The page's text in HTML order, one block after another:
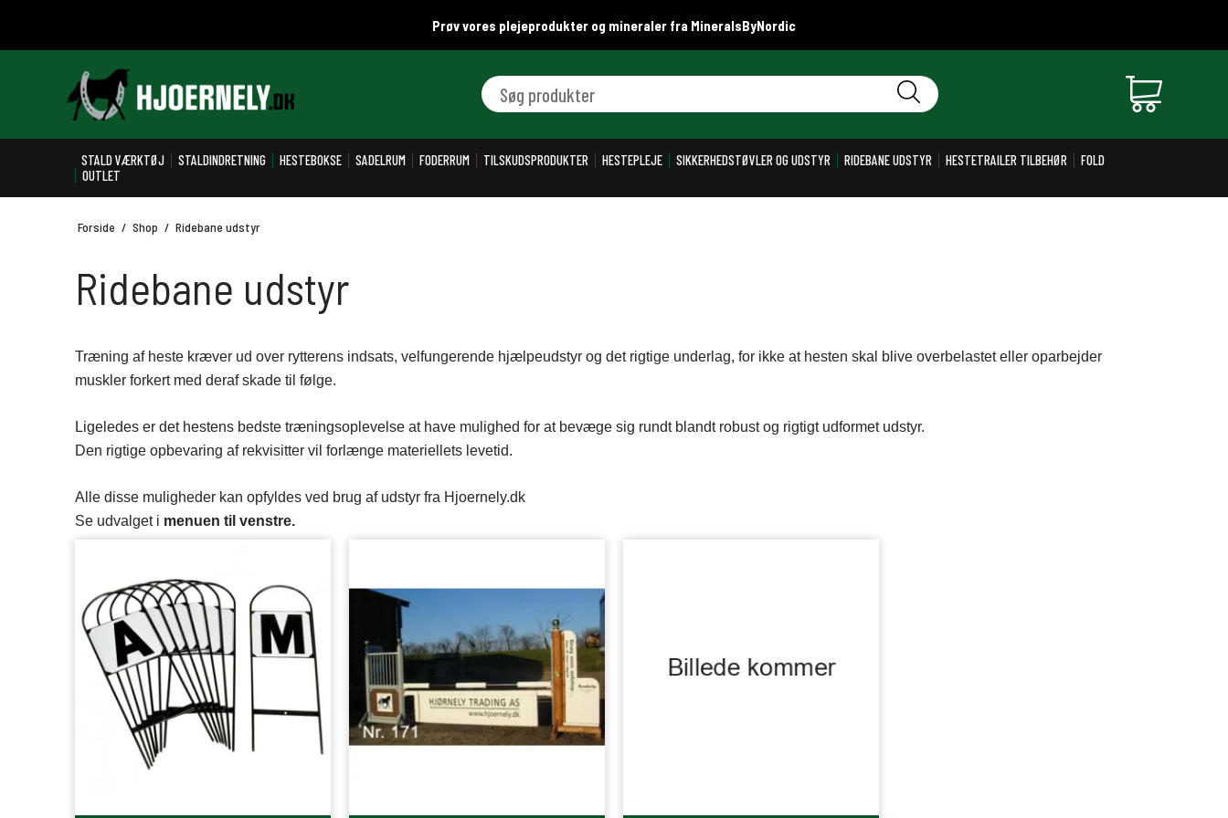
Prøv vores plejeprodukter og mineraler fra MineralsByNordic
Søg produkter
STALD VÆRKTØJ STALDINDRETNING HESTEBOKSE SADELRUM FODERRUM TILSKUDSPRODUKTER HESTEPLEJE SIKKERHEDSTØVLER OG UDSTYR RIDEBANE UDSTYR HESTETRAILER TILBEHØR
FOLD
OUTLET
Forside / Shop / Ridebane udstyr
Ridebane udstyr
Træning af heste kræver ud over rytterens indsats, velfungerende hjælpeudstyr og det rigtige underlag, for ikke at hesten skal blive overbelastet eller oparbejder
muskler forkert med deraf skade til følge.
Ligeledes er det hestens bedste træningsoplevelse at have mulighed for at bevæge sig rundt blandt robust og rigtigt udformet udstyr.
Den rigtige opbevaring af rekvisitter vil forlænge materiellets levetid.
Alle disse muligheder kan opfyldes ved brug af udstyr fra Hjoernely.dk
Se udvalget i menuen til venstre.